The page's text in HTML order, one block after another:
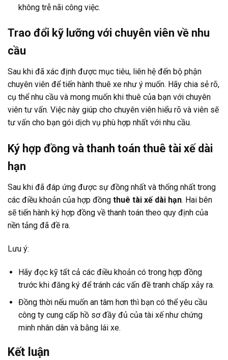
không trễ nãi công việc.
Trao đổi kỹ lưỡng với chuyên viên về nhu
cầu
Sau khi đã xác định được mục tiêu, liên hệ đến bộ phận
chuyên viên để tiến hành thuê xe như ý muốn. Hãy chia sẻ rõ,
cụ thể nhu cầu và mong muốn khi thuê của bạn với chuyên
viên tư vấn. Việc này giúp cho chuyên viên hiểu rõ và viên sẽ
tư vấn cho bạn gói dịch vụ phù hợp nhất với nhu cầu.
Ký hợp đồng và thanh toán thuê tài xế dài
hạn
Sau khi đã đáp ứng được sự đồng nhất và thống nhất trong
các điều khoản của hợp đồng thuê tài xế dài hạn. Hai bên
sẽ tiến hành ký hợp đồng về thanh toán theo quy định của
nền tảng đã đề ra.
Lưu ý:
Hãy đọc kỹ tất cả các điều khoản có trong hợp đồng
trước khi đăng ký để tránh các vấn đề tranh chấp xảy ra.
Đồng thời nếu muốn an tâm hơn thì bạn có thể yêu cầu
công ty cung cấp hồ sơ đầy đủ của tài xế như chứng
minh nhân dân và bằng lái xe.
Kết luận